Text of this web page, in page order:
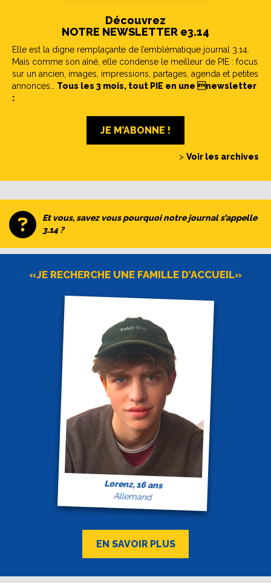
Découvrez
NOTRE NEWSLETTER e3.14
Elle est la digne remplaçante de l’emblématique journal 3.14.
Mais comme son aîné, elle condense le meilleur de PIE : focus
sur un ancien, images, impressions, partages, agenda et petites
annonces… Tous les 3 mois, tout PIE en une newsletter
:
JE M’ABONNE !
> Voir les archives
Et vous, savez vous pourquoi notre journal s’appelle
3.14 ?
«JE RECHERCHE UNE FAMILLE D’ACCUEIL»
Lorenz, 16 ans
Allemand
EN SAVOIR PLUS